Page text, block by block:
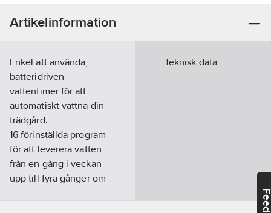
Artikelinformation
Enkel att använda,
batteridriven
vattentimer för att
automatiskt vattna din
trädgård.
16 förinställda program
för att leverera vatten
från en gång i veckan
upp till fyra gånger om
Teknisk data